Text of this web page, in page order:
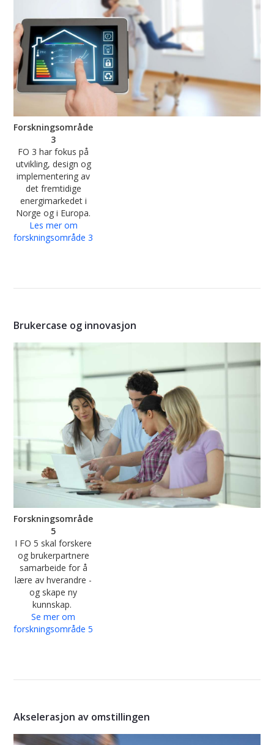
Forskningsområde
3
FO 3 har fokus på
utvikling, design og
implementering av
det fremtidige
energimarkedet i
Norge og i Europa.
Les mer om
forskningsområde 3
Brukercase og innovasjon
Forskningsområde
5
I FO 5 skal forskere
og brukerpartnere
samarbeide for å
lære av hverandre -
og skape ny
kunnskap.
Se mer om
forskningsområde 5
Akselerasjon av omstillingen